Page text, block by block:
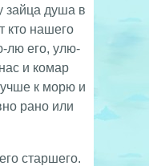
зайца душа в
кто нашего
лю его, улю-
и комар
к морю и
рано или
старшего.